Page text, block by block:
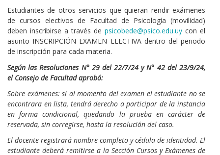
Estudiantes de otros servicios que quieran rendir exámenes
de cursos electivos de Facultad de Psicología (movilidad)
deben inscribirse a través de psicobede@psico.edu.uy con el
asunto INSCRIPCIÓN EXAMEN ELECTIVA dentro del periodo
de inscripción para cada materia.
Según las Resoluciones N° 29 del 22/7/24 y N° 42 del 23/9/24,
el Consejo de Facultad aprobó:
Sobre exámenes: si al momento del examen el estudiante no se
encontrara en lista, tendrá derecho a participar de la instancia
en forma condicional, quedando la prueba en carácter de
reservada, sin corregirse, hasta la resolución del caso.
El docente registrará nombre completo y cédula de identidad. El
estudiante deberá remitirse a la Sección Cursos y Exámenes de